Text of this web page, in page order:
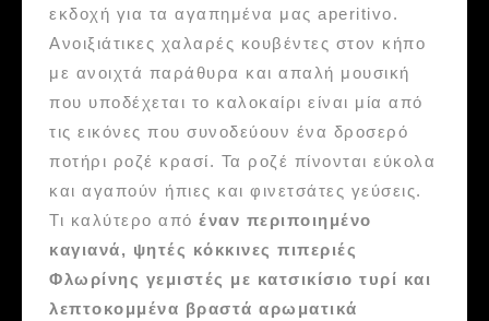
εκδοχή για τα αγαπημένα μας aperitivo.
Ανοιξιάτικες χαλαρές κουβέντες στον κήπο
με ανοιχτά παράθυρα και απαλή μουσική
που υποδέχεται το καλοκαίρι είναι μία από
τις εικόνες που συνοδεύουν ένα δροσερό
ποτήρι ροζέ κρασί. Τα ροζέ πίνονται εύκολα
και αγαπούν ήπιες και φινετσάτες γεύσεις.
Τι καλύτερο από έναν περιποιημένο
καγιανά, ψητές κόκκινες πιπεριές
Φλωρίνης γεμιστές με κατσικίσιο τυρί και
λεπτοκομμένα βραστά αρωματικά